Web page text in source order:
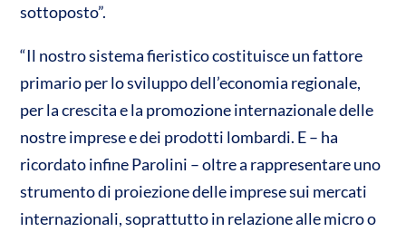
sottoposto”.
“Il nostro sistema fieristico costituisce un fattore
primario per lo sviluppo dell’economia regionale,
per la crescita e la promozione internazionale delle
nostre imprese e dei prodotti lombardi. E – ha
ricordato infine Parolini – oltre a rappresentare uno
strumento di proiezione delle imprese sui mercati
internazionali, soprattutto in relazione alle micro o